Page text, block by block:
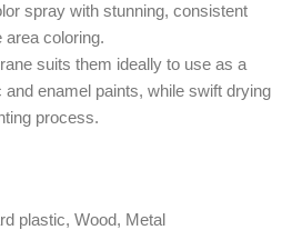
spray with stunning, consistent
area coloring.
suits them ideally to use as a
enamel paints, while swift drying
process.
plastic, Wood, Metal